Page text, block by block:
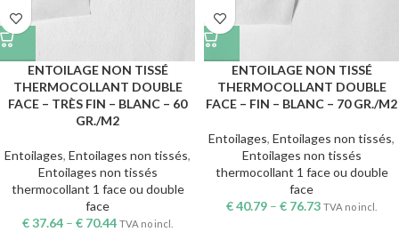
ENTOILAGE NON TISSÉ
THERMOCOLLANT DOUBLE
FACE – TRÈS FIN – BLANC – 60
GR./M2
Entoilages, Entoilages non tissés,
Entoilages non tissés
thermocollant 1 face ou double
face
€37.64 – € 70.44 TVA no incl.
ENTOILAGE NON TISSÉ
THERMOCOLLANT DOUBLE
FACE – FIN – BLANC – 70 GR./M2
Entoilages, Entoilages non tissés,
Entoilages non tissés
thermocollant 1 face ou double
face
€40.79 – € 76.73 TVA no incl.